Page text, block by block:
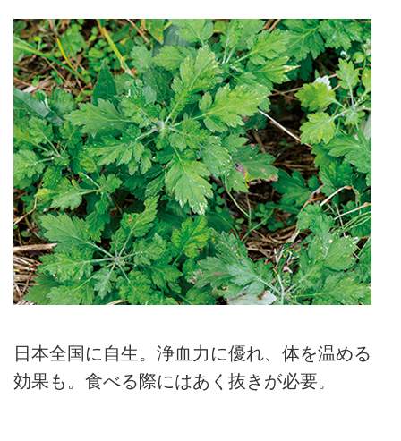
日本全国に自生。浄血力に優れ、体を温める
効果も。食べる際にはあく抜きが必要。